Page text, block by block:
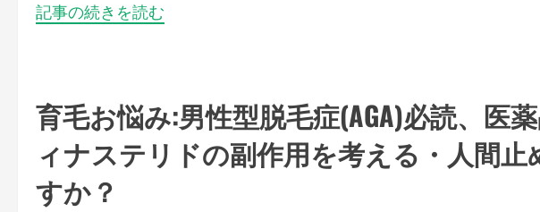
記事の続きを読む
育毛お悩み:男性型脱毛症(AGA)必読、医
ィナステリドの副作用を考える・人間
すか？